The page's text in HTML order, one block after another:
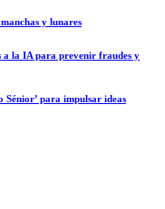
y lunares
a la IA para prevenir fraudes y
Sénior’ para impulsar ideas